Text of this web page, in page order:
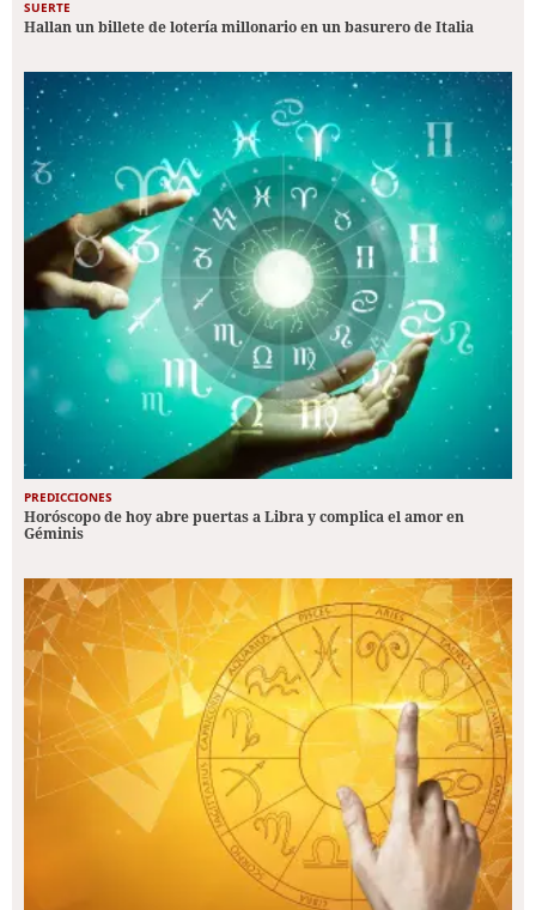
SUERTE
Hallan un billete de lotería millonario en un basurero de Italia
PREDICCIONES
Horóscopo de hoy abre puertas a Libra y complica el amor en
Géminis